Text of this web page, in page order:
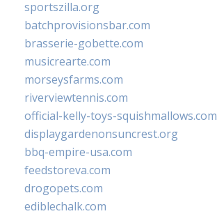
sportszilla.org
batchprovisionsbar.com
brasserie-gobette.com
musicrearte.com
morseysfarms.com
riverviewtennis.com
official-kelly-toys-squishmallows.com
displaygardenonsuncrest.org
bbq-empire-usa.com
feedstoreva.com
drogopets.com
ediblechalk.com